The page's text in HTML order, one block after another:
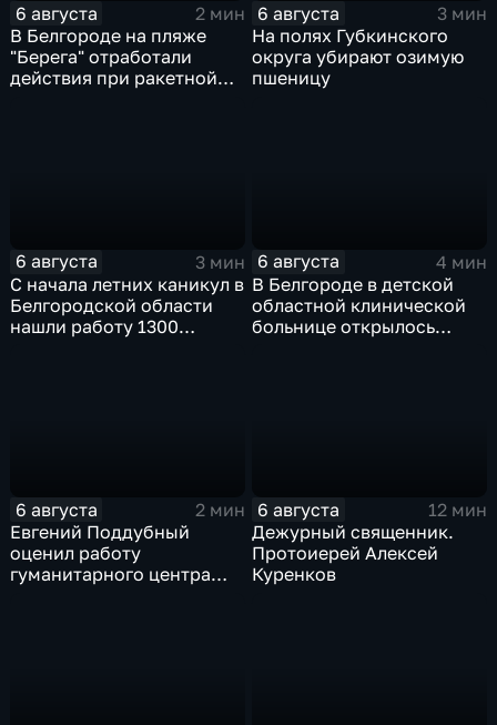
6 августа
2 мин
В Белгороде на пляже
"Берега" отработали
действия при ракетной
6 августа
3 мин
На полях Губкинского
округа убирают озимую
пшеницу
6 августа
3 мин
С начала летних каникул в
Белгородской области
нашли работу 1300
6 августа
4 мин
В Белгороде в детской
областной клинической
больнице открылось
6 августа
2 мин
Евгений Поддубный
оценил работу
гуманитарного центра
6 августа
12 мин
Дежурный священник.
Протоиерей Алексей
Куренков